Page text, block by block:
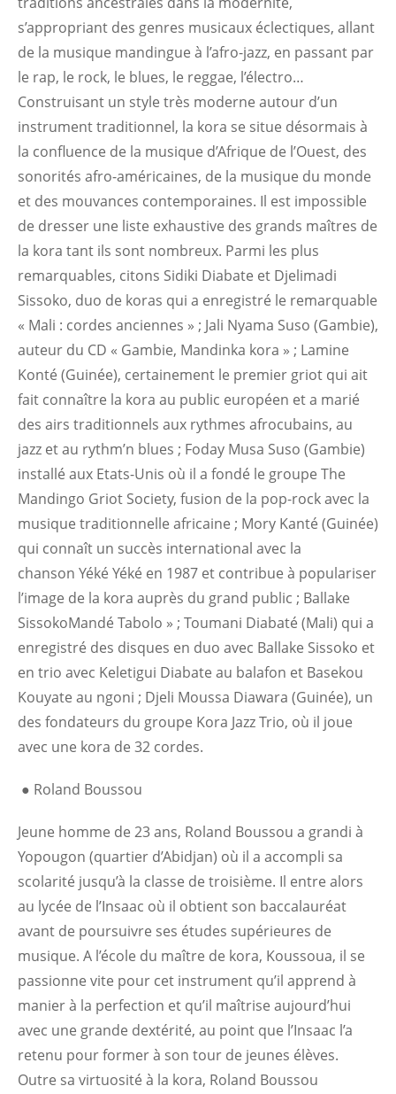
s’appropriant des genres musicaux éclectiques, allant
de la musique mandingue à l’afro-jazz, en passant par
le rap, le rock, le blues, le reggae, l’électro…
Construisant un style très moderne autour d’un
instrument traditionnel, la kora se situe désormais à
la confluence de la musique d’Afrique de l’Ouest, des
sonorités afro-américaines, de la musique du monde
et des mouvances contemporaines. Il est impossible
de dresser une liste exhaustive des grands maîtres de
la kora tant ils sont nombreux. Parmi les plus
remarquables, citons Sidiki Diabate et Djelimadi
Sissoko, duo de koras qui a enregistré le remarquable
« Mali : cordes anciennes » ; Jali Nyama Suso (Gambie),
auteur du CD « Gambie, Mandinka kora » ; Lamine
Konté (Guinée), certainement le premier griot qui ait
fait connaître la kora au public européen et a marié
des airs traditionnels aux rythmes afrocubains, au
jazz et au rythm’n blues ; Foday Musa Suso (Gambie)
installé aux Etats-Unis où il a fondé le groupe The
Mandingo Griot Society, fusion de la pop-rock avec la
musique traditionnelle africaine ; Mory Kanté (Guinée)
qui connaît un succès international avec la
chanson Yéké Yéké en 1987 et contribue à populariser
l’image de la kora auprès du grand public ; Ballake
SissokoMandé Tabolo » ; Toumani Diabaté (Mali) qui a
enregistré des disques en duo avec Ballake Sissoko et
en trio avec Keletigui Diabate au balafon et Basekou
Kouyate au ngoni ; Djeli Moussa Diawara (Guinée), un
des fondateurs du groupe Kora Jazz Trio, où il joue
avec une kora de 32 cordes.
● Roland Boussou
Jeune homme de 23 ans, Roland Boussou a grandi à
Yopougon (quartier d’Abidjan) où il a accompli sa
scolarité jusqu’à la classe de troisième. Il entre alors
au lycée de l’Insaac où il obtient son baccalauréat
avant de poursuivre ses études supérieures de
musique. A l’école du maître de kora, Koussoua, il se
passionne vite pour cet instrument qu’il apprend à
manier à la perfection et qu’il maîtrise aujourd’hui
avec une grande dextérité, au point que l’Insaac l’a
retenu pour former à son tour de jeunes élèves.
Outre sa virtuosité à la kora, Roland Boussou